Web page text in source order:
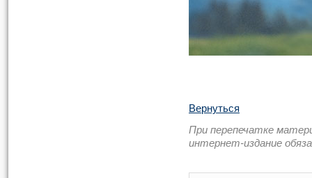
Вернуться
При перепечатке
интернет-издание